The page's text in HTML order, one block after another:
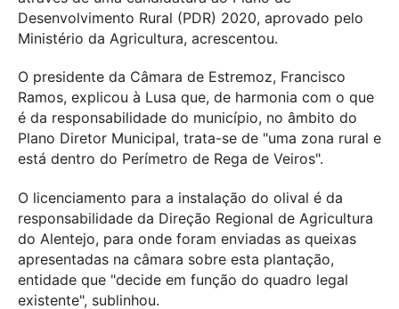
Desenvolvimento Rural (PDR) 2020, aprovado pelo
Ministério da Agricultura, acrescentou.
O presidente da Câmara de Estremoz, Francisco
Ramos, explicou à Lusa que, de harmonia com o que
é da responsabilidade do município, no âmbito do
Plano Diretor Municipal, trata-se de "uma zona rural e
está dentro do Perímetro de Rega de Veiros".
O licenciamento para a instalação do olival é da
responsabilidade da Direção Regional de Agricultura
do Alentejo, para onde foram enviadas as queixas
apresentadas na câmara sobre esta plantação,
entidade que "decide em função do quadro legal
existente", sublinhou.